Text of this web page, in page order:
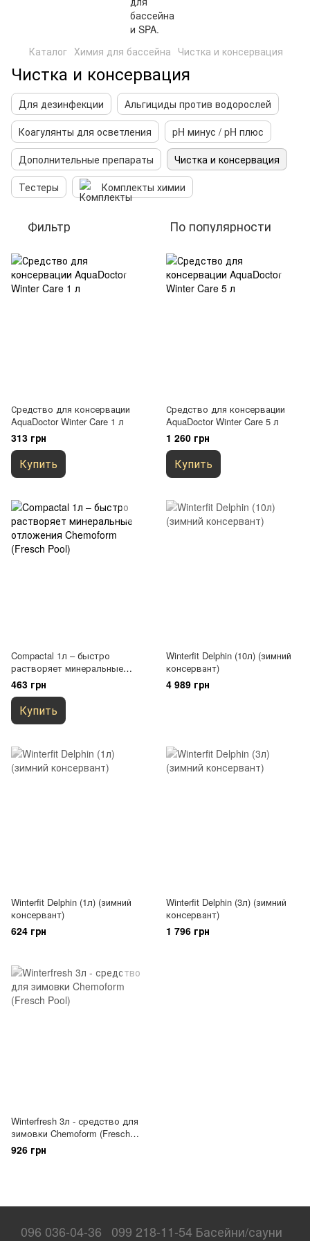
Каталог Химия для бассейна Чистка и консервация
Чистка и консервация
Для дезинфекции
Альгициды против водорослей
Коагулянты для осветления
pH минус / pH плюс
Дополнительные препараты
Чистка и консервация
Тестеры
Комплекты химии
Фильтр По популярности
Средство для консервации
AquaDoctor Winter Care 1 л
313 грн
Купить
Средство для консервации
AquaDoctor Winter Care 5 л
1 260 грн
Купить
Compactal 1л – быстро
растворяет минеральные
отложения Chemoform (Fresch
Pool)
463 грн
Купить
Winterfit Delphin (10л) (зимний
консервант)
4 989 грн
Winterfit Delphin (1л) (зимний
консервант)
624 грн
Winterfit Delphin (3л) (зимний
консервант)
1 796 грн
Winterfresh 3л - средство для
зимовки Chemoform (Fresch
Pool)
926 грн
096 036-04-36 099 218-11-54 Басейни/сауни